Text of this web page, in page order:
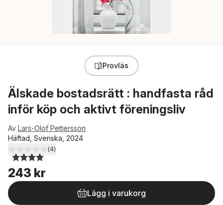
Provläs
Älskade bostadsrätt : handfasta råd
inför köp och aktivt föreningsliv
Av Lars-Olof Pettersson
Häftad, Svenska, 2024
4,0utav 5 stjärnor. Totalt antal röster:
(4)
243 kr
Lägg i varukorg